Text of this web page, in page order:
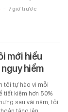
- 7 giờ trước
mới hiểu
hiểm
tôi tự hào vì mỗi
tiết kiệm hơn 50%
sau vài năm, tôi